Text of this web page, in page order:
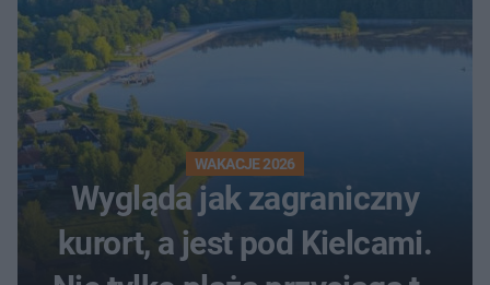
WAKACJE 2026
Wygląda jak zagraniczny
kurort, a jest pod Kielcami.